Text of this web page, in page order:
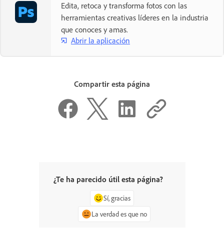
Edita, retoca y transforma fotos con las
herramientas creativas líderes en la industria
que conoces y amas.
Abrir la aplicación
Compartir esta página
¿Te ha parecido útil esta página?
Sí, gracias
La verdad es que no